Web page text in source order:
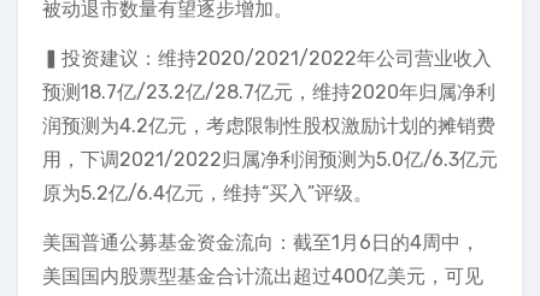
被动退市数量有望逐步增加。
▍投资建议：维持2020/2021/2022年公司营业收入
预测18.7亿/23.2亿/28.7亿元，维持2020年归属净利
润预测为4.2亿元，考虑限制性股权激励计划的摊销费
用，下调2021/2022归属净利润预测为5.0亿/6.3亿元
原为5.2亿/6.4亿元，维持“买入”评级。
美国普通公募基金资金流向：截至1月6日的4周中，
美国国内股票型基金合计流出超过400亿美元，可见